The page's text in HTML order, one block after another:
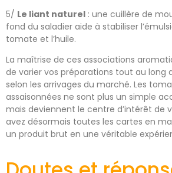
5/ Le liant naturel : une cuillère de
fond du saladier aide à stabiliser
tomate et l’huile.
La maîtrise de ces associations
de varier vos préparations tout au long
selon les arrivages du marché. Les
assaisonnées ne sont plus un simple
mais deviennent le centre d’intérêt de
avez désormais toutes les cartes en
un produit brut en une véritable